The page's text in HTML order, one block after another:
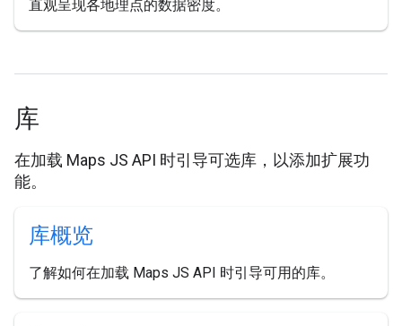
直观呈现各地理点的数据密度。
库
在加载 Maps JS API 时引导可选库，以添加扩展功
能。
库概览
了解如何在加载 Maps JS API 时引导可用的库。